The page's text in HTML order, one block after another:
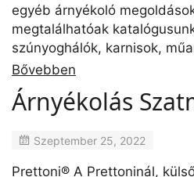
egyéb árnyékoló
megtalálhatóak
szúnyoghálók, karnisok,
Bővebben
Árnyékolás
Szeptember 25, 2022
Prettoni® A Prettoninál,